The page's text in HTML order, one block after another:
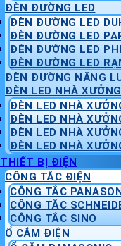
ĐÈN ĐƯỜNG LED
ĐÈN ĐƯỜNG LED
ĐÈN ĐƯỜNG LED
ĐÈN ĐƯỜNG LED
ĐÈN ĐƯỜNG LED
ĐÈN ĐƯỜNG NĂNG
ĐÈN LED NHÀ XƯỞNG
ĐÈN LED NHÀ
ĐÈN LED NHÀ
ĐÈN LED NHÀ
ĐÈN LED NHÀ
THIẾT BỊ ĐIỆN
CÔNG TẮC ĐIỆN
CÔNG TẮC
CÔNG TẮC
CÔNG TẮC SINO
Ổ CẮM ĐIỆN